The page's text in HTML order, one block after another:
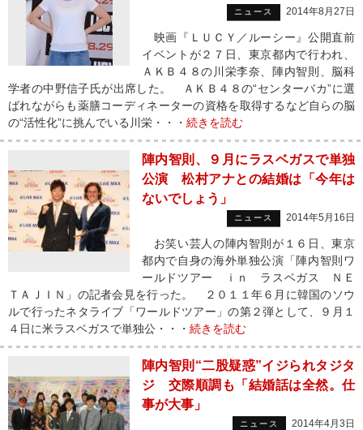
ニュース 2014年8月27日
映画『ＬＵＣＹ／ルーシー』公開直前
イベントが２７日、東京都内で行われ、
ＡＫＢ４８の川栄李奈、陣内智則、脳科
学者の中野信子氏が出席した。 ＡＫＢ４８の“センターバカ”に選
ばれながらも薬膳コーディネーターの資格を取得するなど自らの脳
の“活性化”に挑んでいる川栄・・・ 続きを読む
陣内智則、９月にラスベガスで単独
公演 松村アナとの結婚は「今年は
ないでしょう」
ニュース 2014年5月16日
お笑い芸人の陣内智則が１６日、東京
都内で自身の海外単独公演「陣内智則ワ
ールドツアー ｉｎ ラスベガス ＮＥ
ＴＡＪＩＮ」の記者会見を行った。 ２０１１年６月に韓国のソウ
ルで行ったネタライブ「ワールドツアー」の第２弾として、９月１
４日に米ラスベガスで単独公・・・ 続きを読む
陣内智則“二股疑惑”イジられタジタ
ジ 交際順調も「結婚話は全然。仕
事が大事」
ニュース 2014年4月3日